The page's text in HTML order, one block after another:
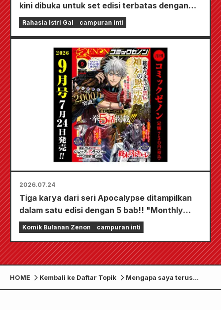
kini dibuka untuk set edisi terbatas dengan
playmat spesial yang menampilkan ilustrasi
Fuyuki Tojo yang sangat indah karya Kudou!
Bride" dijadwalkan rilis pada 20 Oktober!
Rahasia Istri Gal campuran inti
2026.07.24
Tiga karya dari seri Apocalypse ditampilkan
dalam satu edisi dengan 5 bab!! "Monthly
Comic Zenon edisi September 2026" akan
mulai dijual pada tanggal 24 Juli!!
Komik Bulanan Zenon campuran inti
HOME Kembali ke Daftar Topik
Mengapa saya terus
menggambar? Karya one-